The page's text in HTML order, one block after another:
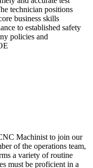
technician positions
business skills
to established safety
policies and
Machinist to join our
of the operations team,
a variety of routine
must be proficient in a